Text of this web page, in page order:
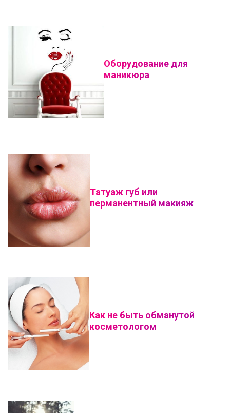
Оборудование для
маникюра
Татуаж губ или
перманентный макияж
Как не быть обманутой
косметологом